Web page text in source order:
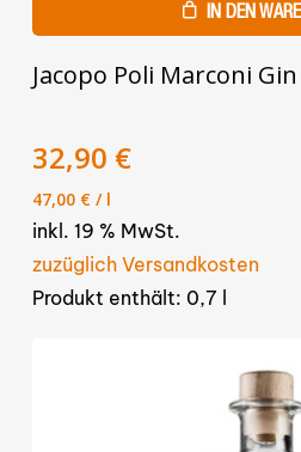
IN DEN
Jacopo Poli Marconi
32,90 €
47,00 €/ l
inkl. 19 % MwSt.
zuzüglich Versandkosten
Produkt enthält: 0,7